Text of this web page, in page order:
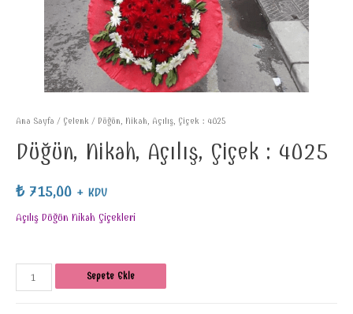
Ana Sayfa / Çelenk / Düğün, Nikah, Açılış, Çiçek : 4025
Düğün, Nikah, Açılış, Çiçek : 4025
₺715,00 + KDV
Açılış Düğün Nikah Çiçekleri
Sepete Ekle